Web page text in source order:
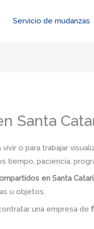
Servicio de mudanzas
Santa
o para trabajar
paciencia,
en Santa
u objetos.
una empresa de